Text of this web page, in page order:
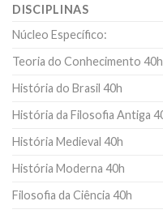
DISCIPLINAS
Núcleo Específico:
Teoria do Conhecimento 40h
História do Brasil 40h
História da Filosofia Antiga
História Medieval 40h
História Moderna 40h
Filosofia da Ciência 40h